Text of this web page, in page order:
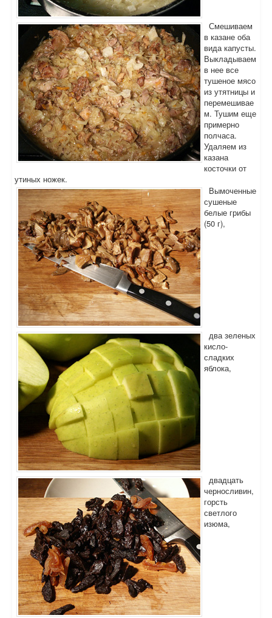
Смешиваем
в казане оба
вида капусты.
Выкладываем
в нее все
тушеное мясо
из утятницы и
перемешивае
м. Тушим еще
примерно
полчаса.
Удаляем из
казана
косточки от
утиных ножек.
Вымоченные
сушеные
белые грибы
(50 г),
два зеленых
кисло-
сладких
яблока,
двадцать
черносливин,
горсть
светлого
изюма,